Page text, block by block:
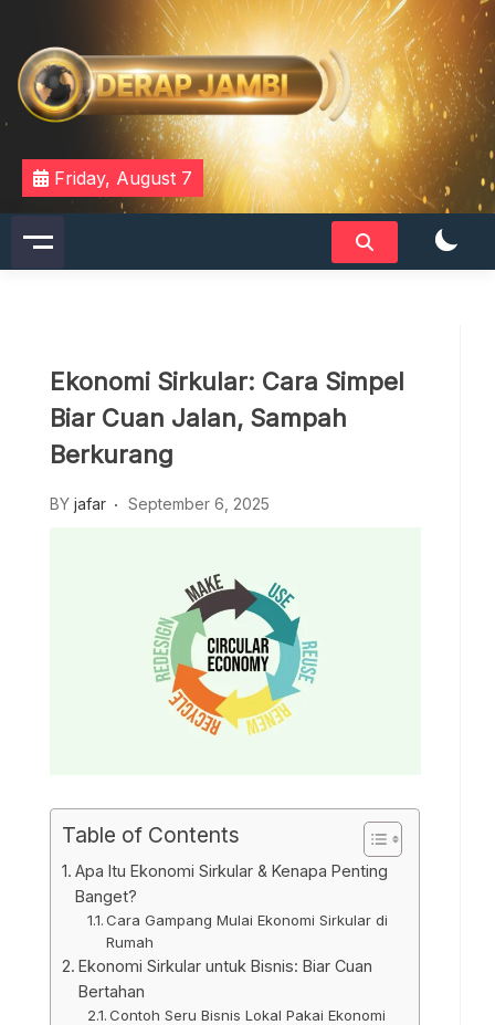
content
DERAPJAMBI
Friday, August 7
Ekonomi Sirkular: Cara Simpel
Biar Cuan Jalan, Sampah
Berkurang
BY jafar September 6, 2025
Table of Contents
Apa Itu Ekonomi Sirkular & Kenapa Penting
Banget?
Cara Gampang Mulai Ekonomi Sirkular di
Rumah
Ekonomi Sirkular untuk Bisnis: Biar Cuan
Bertahan
Contoh Seru Bisnis Lokal Pakai Ekonomi